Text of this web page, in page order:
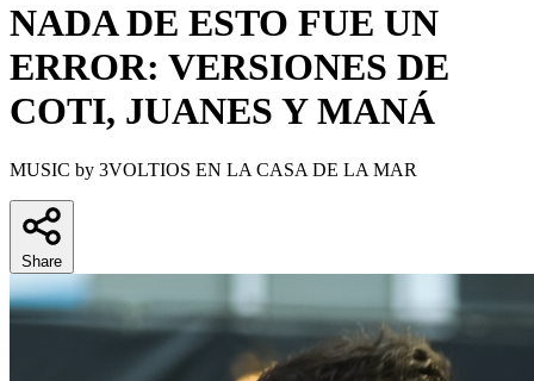
NADA DE ESTO FUE UN
ERROR: VERSIONES DE
COTI, JUANES Y MANÁ
MUSIC by 3VOLTIOS EN LA CASA DE LA MAR
Share